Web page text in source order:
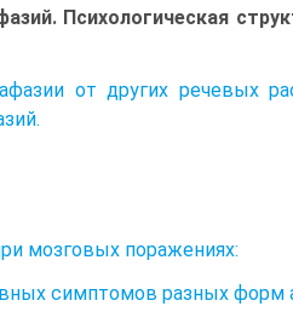
Психологическая
от других речевых
мозговых поражениях:
симптомов разных форм